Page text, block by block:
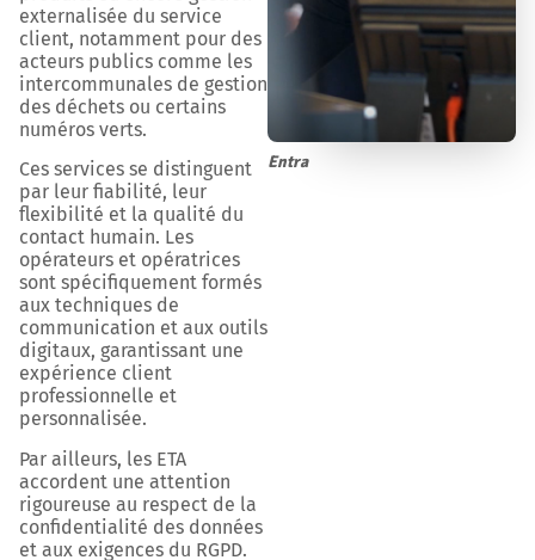
externalisée du service
client, notamment pour des
acteurs publics comme les
intercommunales de gestion
des déchets ou certains
numéros verts.
Ces services se distinguent
par leur fiabilité, leur
flexibilité et la qualité du
contact humain. Les
opérateurs et opératrices
sont spécifiquement formés
aux techniques de
communication et aux outils
digitaux, garantissant une
expérience client
professionnelle et
personnalisée.
Par ailleurs, les ETA
accordent une attention
rigoureuse au respect de la
confidentialité des données
et aux exigences du RGPD.
Entra